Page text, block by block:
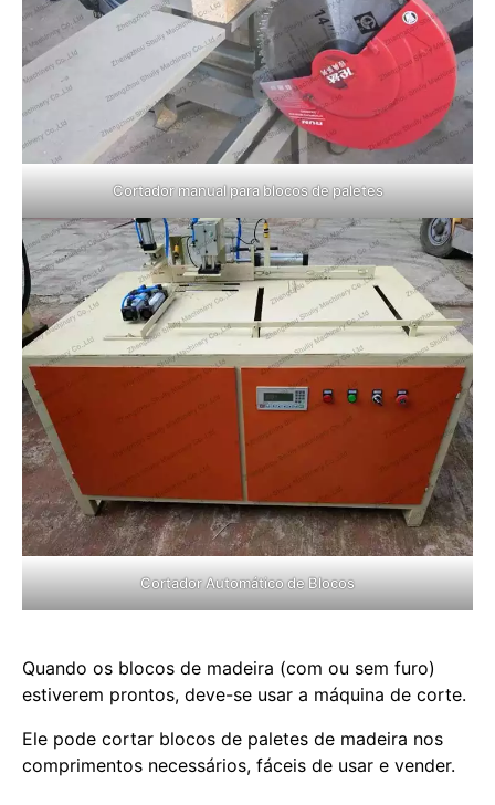
Cortador manual para blocos de paletes
Cortador Automático de Blocos
Quando os blocos de madeira (com ou sem furo)
estiverem prontos, deve-se usar a máquina de corte.
Ele pode cortar blocos de paletes de madeira nos
comprimentos necessários, fáceis de usar e vender.